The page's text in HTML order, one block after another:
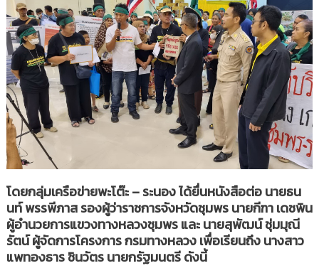
โดยกลุ่มเครือข่ายพะโต๊ะ – ระนอง ได้ยื่นหนังสือต่อ นายธน
นท์ พรรพีภาส รองผู้ว่าราชการจังหวัดชุมพร นายกีฑา เดชพิน
ผู้อำนวยการแขวงทางหลวงชุมพร และ นายสุพัฒน์ ชุ่มมุณี
รัตน์ ผู้จัดการโครงการ กรมทางหลวง เพื่อเรียนถึง นางสาว
แพทองธาร ชินวัตร นายกรัฐมนตรี ดังนี้